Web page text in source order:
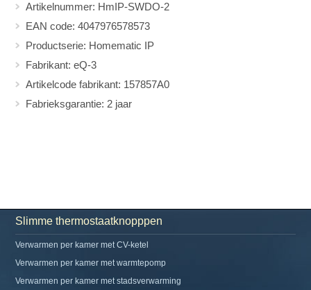
Artikelnummer: HmIP-SWDO-2
EAN code: 4047976578573
Productserie: Homematic IP
Fabrikant: eQ-3
Artikelcode fabrikant: 157857A0
Fabrieksgarantie: 2 jaar
Slimme thermostaatknopppen
Verwarmen per kamer met CV-ketel
Verwarmen per kamer met warmtepomp
Verwarmen per kamer met stadsverwarming